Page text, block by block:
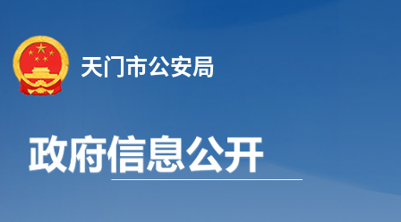
天门市公安局